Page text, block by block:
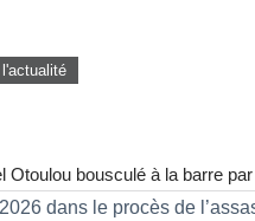
bousculé à la barre par
dans le procès de